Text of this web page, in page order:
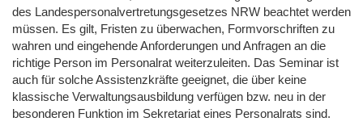
des Landespersonalvertretungsgesetzes NRW beachtet werden
müssen. Es gilt, Fristen zu überwachen, Formvorschriften zu
wahren und eingehende Anforderungen und Anfragen an die
richtige Person im Personalrat weiterzuleiten. Das Seminar ist
auch für solche Assistenzkräfte geeignet, die über keine
klassische Verwaltungsausbildung verfügen bzw. neu in der
besonderen Funktion im Sekretariat eines Personalrats sind.